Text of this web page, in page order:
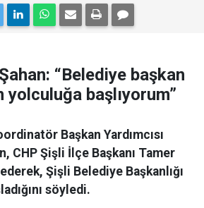
“Belediye başkan
yolculuğa başlıyorum”
Başkan Yardımcısı
CHP Şişli İlçe Başkanı Tamer
Şişli Belediye Başkanlığı
söyledi.